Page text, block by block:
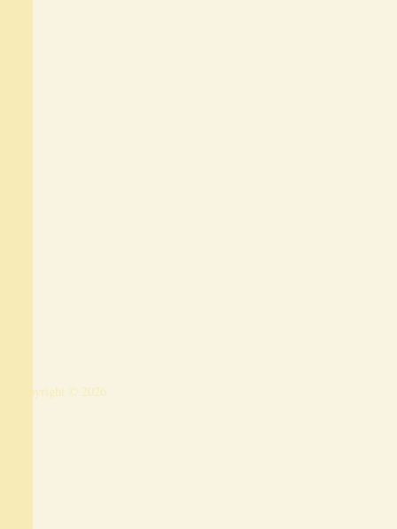
Copyright © 2026